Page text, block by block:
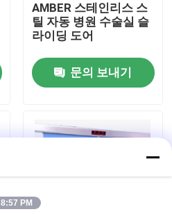
AMBER 스테인리스 스
틸 자동 병원 수술실 슬
라이딩 도어
문의 보내기
8:57 PM